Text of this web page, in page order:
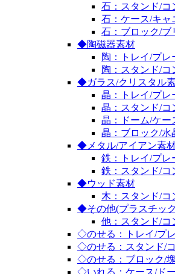
石：スタンド/コ
石：ケース/キャ
石：ブロック/ブ
◆陶磁器素材
陶：トレイ/プレ
陶：スタンド/コ
◆ガラス/クリスタル
晶：トレイ/プレ
晶：スタンド/コ
晶：ドーム/ケー
晶：ブロック/水
◆メタル/アイアン素
鉄：トレイ/プレ
鉄：スタンド/コ
◆ウッド素材
木：スタンド/コ
◆その他(プラスチッ
他：スタンド/コ
◇のせる：トレイ/プ
◇のせる：スタンド/
◇のせる：ブロック/塊